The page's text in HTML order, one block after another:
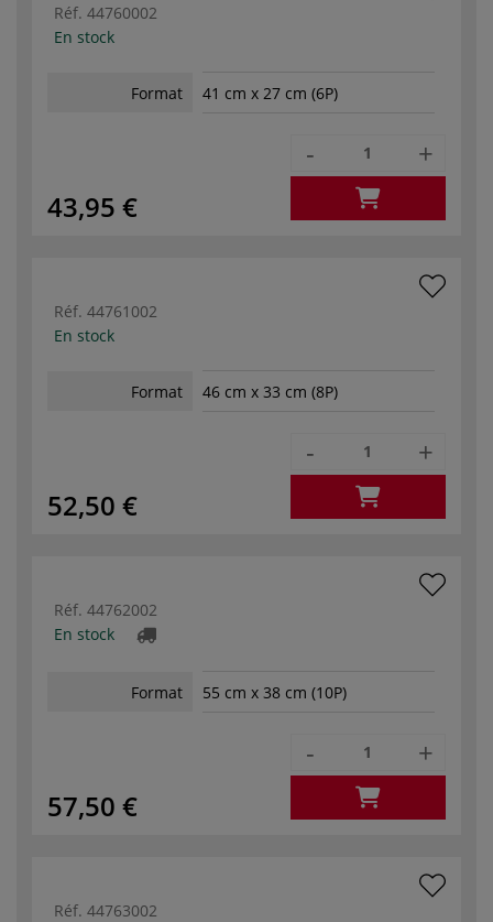
Réf. 44760002
En stock
Format 41 cm x 27 cm (6P)
43,95 €
- +
Réf. 44761002
En stock
Format 46 cm x 33 cm (8P)
52,50 €
- +
Réf. 44762002
En stock
Format 55 cm x 38 cm (10P)
57,50 €
- +
Réf. 44763002